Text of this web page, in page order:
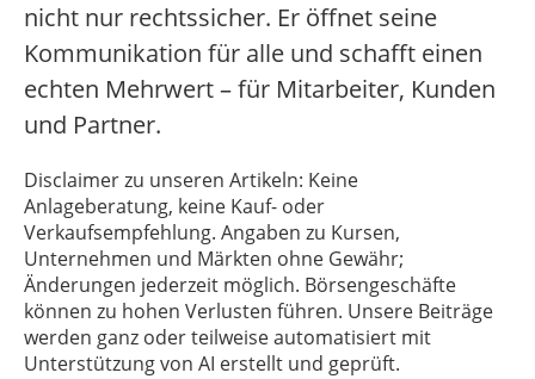
nicht nur rechtssicher. Er öffnet seine
Kommunikation für alle und schafft einen
echten Mehrwert – für Mitarbeiter, Kunden
und Partner.
Disclaimer zu unseren Artikeln: Keine
Anlageberatung, keine Kauf- oder
Verkaufsempfehlung. Angaben zu Kursen,
Unternehmen und Märkten ohne Gewähr;
Änderungen jederzeit möglich. Börsengeschäfte
können zu hohen Verlusten führen. Unsere Beiträge
werden ganz oder teilweise automatisiert mit
Unterstützung von AI erstellt und geprüft.